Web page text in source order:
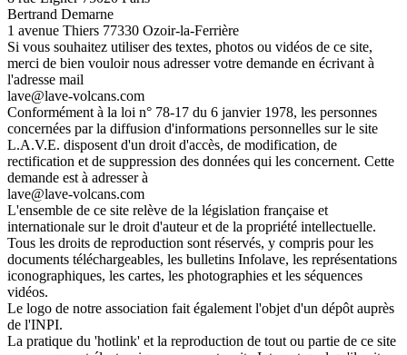
Bertrand Demarne
1 avenue Thiers 77330 Ozoir-la-Ferrière
Si vous souhaitez utiliser des textes, photos ou vidéos de ce site,
merci de bien vouloir nous adresser votre demande en écrivant à
l'adresse mail
lave@lave-volcans.com
Conformément à la loi n° 78-17 du 6 janvier 1978, les personnes
concernées par la diffusion d'informations personnelles sur le site
L.A.V.E. disposent d'un droit d'accès, de modification, de
rectification et de suppression des données qui les concernent. Cette
demande est à adresser à
lave@lave-volcans.com
L'ensemble de ce site relève de la législation française et
internationale sur le droit d'auteur et de la propriété intellectuelle.
Tous les droits de reproduction sont réservés, y compris pour les
documents téléchargeables, les bulletins Infolave, les représentations
iconographiques, les cartes, les photographies et les séquences
vidéos.
Le logo de notre association fait également l'objet d'un dépôt auprès
de l'INPI.
La pratique du 'hotlink' et la reproduction de tout ou partie de ce site